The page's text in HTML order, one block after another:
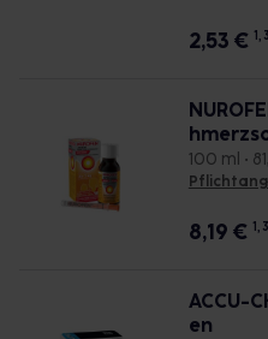
2,53 € 1, 3
100 ml •
8,19 € 1, 3
ACCU-
en